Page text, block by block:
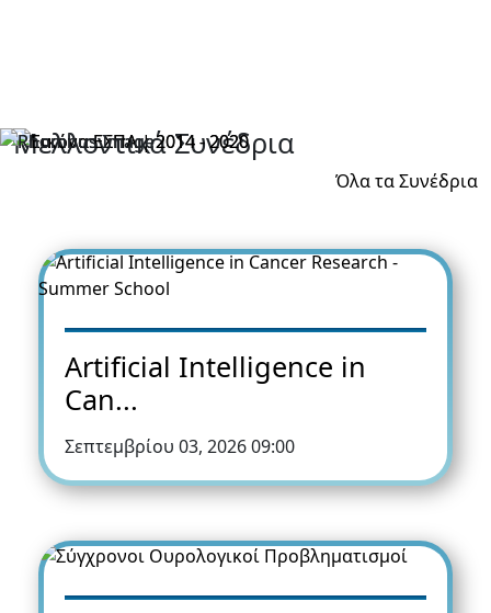
Μελλοντικά Συνέδρια
Όλα τα Συνέδρια
Artificial Intelligence in
Can...
Σεπτεμβρίου 03, 2026 09:00